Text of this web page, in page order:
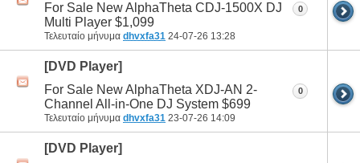
For Sale New AlphaTheta CDJ-1500X DJ
Multi Player $1,099
Τελευταίο μήνυμα dhvxfa31 24-07-26 13:28
0
[DVD Player]
For Sale New AlphaTheta XDJ-AN 2-
Channel All-in-One DJ System $699
Τελευταίο μήνυμα dhvxfa31 23-07-26 14:09
0
[DVD Player]